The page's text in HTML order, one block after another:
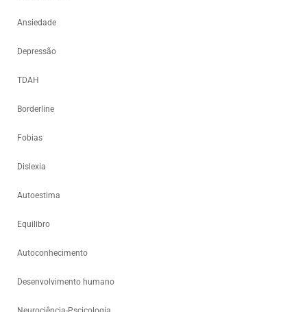
Ansiedade
Depressão
TDAH
Borderline
Fobias
Dislexia
Autoestima
Equilibro
Autoconhecimento
Desenvolvimento humano